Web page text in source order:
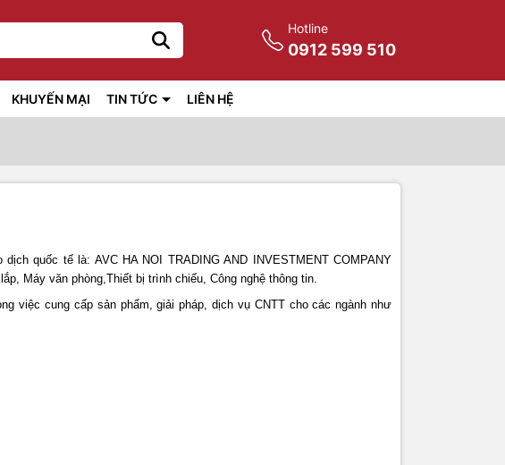
Hotline
0912 599 510
KHUYẾN MẠI TIN TỨC LIÊN HỆ
quốc tế là: AVC HA NOI TRADING AND INVESTMENT COMPANY
Máy văn phòng,Thiết bị trình chiếu, Công nghệ thông tin.
việc cung cấp sản phẩm, giải pháp, dịch vụ CNTT cho các ngành như